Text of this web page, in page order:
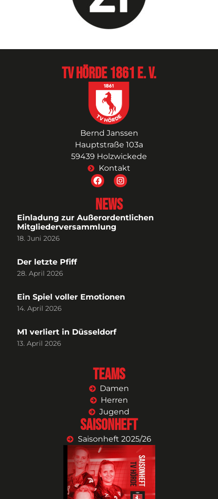
TV Hörde 1861 e. V.
Bernd Janssen
Hauptstraße 103a
59439 Holzwickede
Kontakt
News
Einladung zur Außerordentlichen
Mitgliederversammlung
18. Juni 2026
Der letzte Pfiff
28. April 2026
Ein Spiel voller Emotionen
14. April 2026
M1 verliert in Düsseldorf
13. April 2026
Teams
Damen
Herren
Jugend
Saisonheft
Saisonheft 2025/26